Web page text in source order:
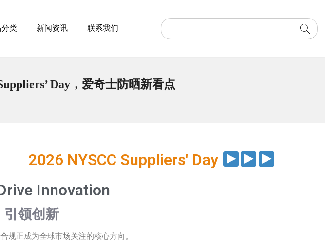
分类 新闻资讯 联系我们
Day，爱奇士防晒新看点
2026 NYSCC Suppliers' Day
Innovation
引领创新
规正成为全球市场关注的核心方向。